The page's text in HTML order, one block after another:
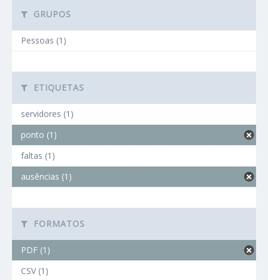
GRUPOS
Pessoas (1)
ETIQUETAS
servidores (1)
ponto (1)
faltas (1)
ausências (1)
FORMATOS
PDF (1)
CSV (1)